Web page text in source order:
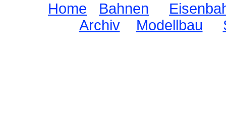
Home Bahnen
Archiv
Modellbau